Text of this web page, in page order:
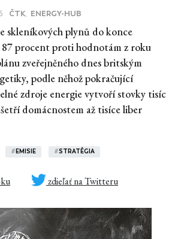
ČTK ENERGY-HUB
skleníkových plynů do konce
procent proti hodnotám z roku
zveřejněného dnes britským
podle něhož pokračující
zdroje energie vytvoří stovky tisíc
domácnostem až tisíce liber
#EMISIE #STRATÉGIA
zdieľať na Twitteru